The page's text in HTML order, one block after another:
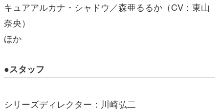
キュアアルカナ・シャドウ／森亜るるか（CV：東山
奈央）
ほか
●スタッフ
シリーズディレクター：川崎弘二